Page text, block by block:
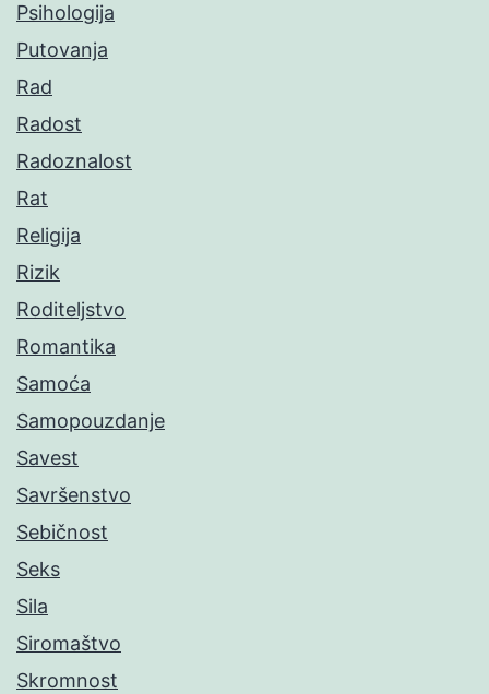
Psihologija
Putovanja
Rad
Radost
Radoznalost
Rat
Religija
Rizik
Roditeljstvo
Romantika
Samoća
Samopouzdanje
Savest
Savršenstvo
Sebičnost
Seks
Sila
Siromaštvo
Skromnost